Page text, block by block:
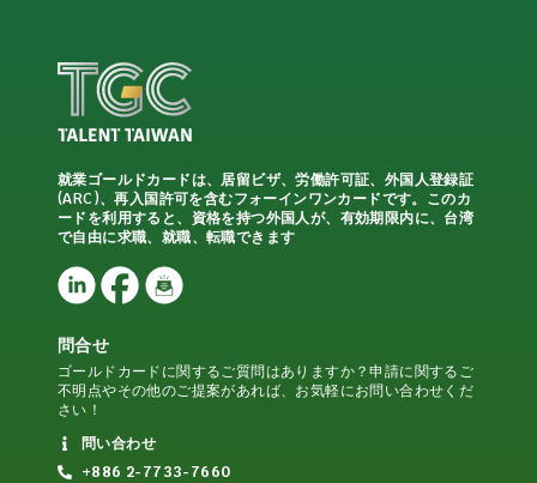
就業ゴールドカードは、居留ビザ、労働許可証、外国人登録証
(ARC)、再入国許可を含むフォーインワンカードです。このカ
ードを利用すると、資格を持つ外国人が、有効期限内に、台湾
で自由に求職、就職、転職できます
問合せ
ゴールドカードに関するご質問はありますか？申請に関するご
不明点やその他のご提案があれば、お気軽にお問い合わせくだ
さい！
問い合わせ
+886 2-7733-7660